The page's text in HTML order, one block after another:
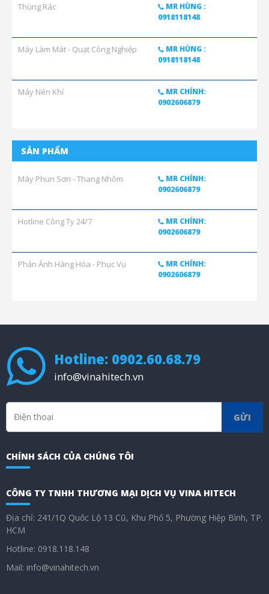
Thùng Rác
MR HÙNG :
0918118148
Máy Làm Mát - Quạt Công Nghiệp
MR HÙNG :
0918118148
Máy Nén Khí
MR CHÍNH:
0902606879
SẢN PHẨM
Máy Phun Sơn - Thang Nhôm
MR CHÍNH:
0902606879
Hotline Công Ty 24/7
MR CHÍNH:
0902606879
Phản Ánh Hàng Hóa - Phục Vụ
MR CHÍNH:
0902606879
Hotline: 0902.60.68.79
info@vinahitech.vn
GỬI
CHÍNH SÁCH CỦA CHÚNG TÔI
CÔNG TY TNHH THƯƠNG MẠI DỊCH VỤ VINA HITECH
Địa chỉ: 241/1Q Quốc Lộ 13 Cũ, Khu Phố 5, Phường Hiệp Bình, TP.
HCM
Hotline: 0918.118.148
Mail: info@vinahitech.vn